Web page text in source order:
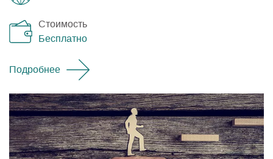
Стоимость
Бесплатно
Подробнее